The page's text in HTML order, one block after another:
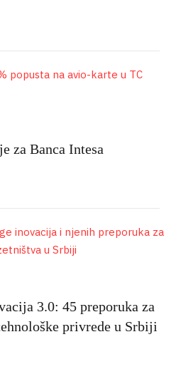
za Banca Intesa
3.0: 45 preporuka za
privrede u Srbiji